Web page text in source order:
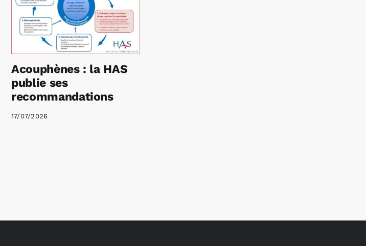
Acouphènes : la HAS
publie ses
recommandations
17/07/2026